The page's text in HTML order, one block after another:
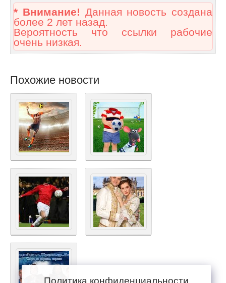
* Внимание! Данная новость создана
более 2 лет назад.
Вероятность что ссылки рабочие
очень низкая.
Похожие новости
Политика конфиденциальности